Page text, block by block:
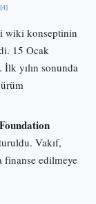
[4]
wiki konseptinin
15 Ocak
İlk yılın sonunda
Vakıf,
finanse edilmeye